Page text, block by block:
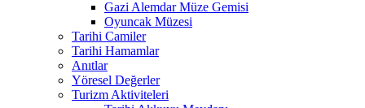
Gazi Alemdar Müze Gemisi
Oyuncak Müzesi
Tarihi Camiler
Tarihi Hamamlar
Anıtlar
Yöresel Değerler
Turizm Aktiviteleri